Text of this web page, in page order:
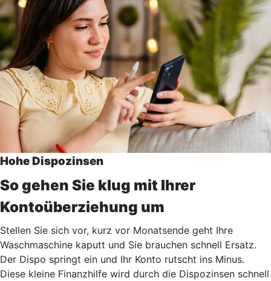
Hohe Dispozinsen
So gehen Sie klug mit Ihrer
Kontoüberziehung um
Stellen Sie sich vor, kurz vor Monatsende geht Ihre
Waschmaschine kaputt und Sie brauchen schnell Ersatz.
Der Dispo springt ein und Ihr Konto rutscht ins Minus.
Diese kleine Finanzhilfe wird durch die Dispozinsen schnell